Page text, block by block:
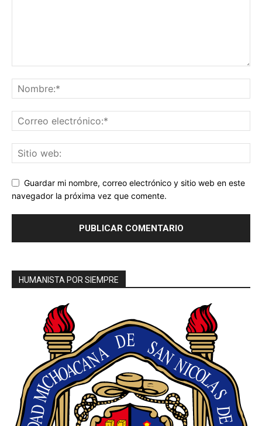
Guardar mi nombre, correo electrónico y sitio web en este
navegador la próxima vez que comente.
HUMANISTA POR SIEMPRE